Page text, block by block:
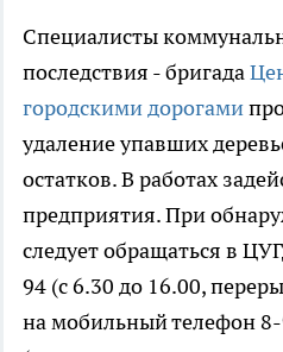
Специалисты
последствия - бригада
городскими дорогами
удаление упавших
остатков. В работах
предприятия. При
следует обращаться в
94 (с 6.30 до 16.00,
на мобильный телефон